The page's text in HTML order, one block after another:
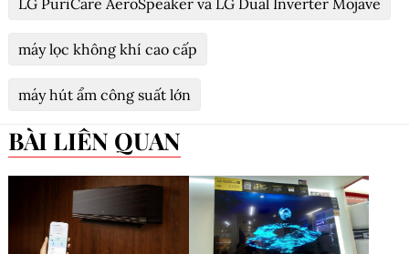
máy lọc không khí cao cấp
máy hút ẩm công suất lớn
BÀI LIÊN QUAN